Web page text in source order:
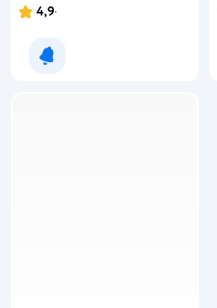
4,9
Уведомить о появлении